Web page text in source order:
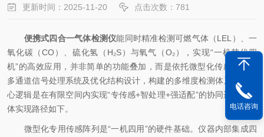
更新时间：2025-11-20 点击次数：781
便携式四合一气体检测仪能同时精准检测可燃气体（LEL）、一
氧化碳（CO）、硫化氢（H₂S）与氧气（O₂），实现“一机替代四
机”的高效应用，并非简单的功能叠加，而是依托微型化传感技术、
多通道信号处理系统及优化结构设计，构建的多维度检测体系。其核
心逻辑是在有限空间内实现“专传感+智处理+强适配”的协同运作，具
体实现路径如下。
微型化专用传感阵列是“一机四用”的硬件基础。仪器内部集成四
电话咨询